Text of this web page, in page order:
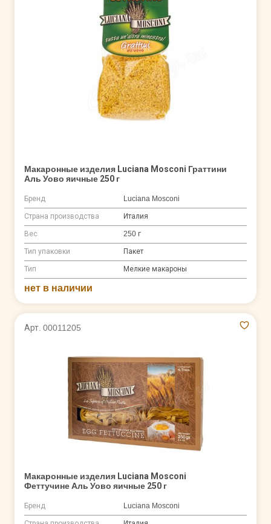
Макаронные изделия Luciana Mosconi Граттини
Аль Уово яичные 250 г
Бренд Luciana Mosconi
Страна производства Италия
Вес 250 г
Тип упаковки Пакет
Тип Мелкие макароны
нет в наличии
Арт. 00011205
Макаронные изделия Luciana Mosconi
Феттучине Аль Уово яичные 250 г
Бренд Luciana Mosconi